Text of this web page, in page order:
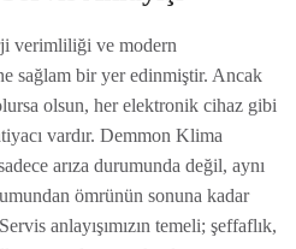
verimliliği ve modern
sağlam bir yer edinmiştir. Ancak
olsun, her elektronik cihaz gibi
vardır. Demmon Klima
arıza durumunda değil, aynı
ömrünün sonuna kadar
anlayışımızın temeli; şeffaflık,